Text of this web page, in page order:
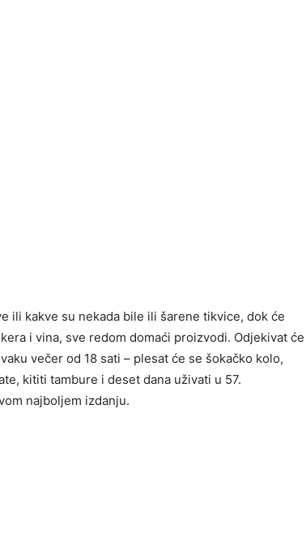
ili kakve su nekada bile ili šarene tikvice, dok će
i vina, sve redom domaći proizvodi. Odjekivat će
večer od 18 sati – plesat će se šokačko kolo,
kititi tambure i deset dana uživati u 57.
najboljem izdanju.